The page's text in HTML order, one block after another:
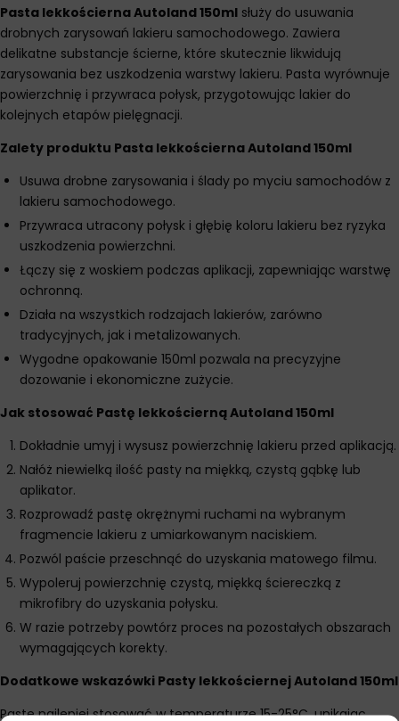
Pasta lekkościerna Autoland 150ml służy do usuwania
drobnych zarysowań lakieru samochodowego. Zawiera
delikatne substancje ścierne, które skutecznie likwidują
zarysowania bez uszkodzenia warstwy lakieru. Pasta wyrównuje
powierzchnię i przywraca połysk, przygotowując lakier do
kolejnych etapów pielęgnacji.
Zalety produktu Pasta lekkościerna Autoland 150ml
Usuwa drobne zarysowania i ślady po myciu samochodów z
lakieru samochodowego.
Przywraca utracony połysk i głębię koloru lakieru bez ryzyka
uszkodzenia powierzchni.
Łączy się z woskiem podczas aplikacji, zapewniając warstwę
ochronną.
Działa na wszystkich rodzajach lakierów, zarówno
tradycyjnych, jak i metalizowanych.
Wygodne opakowanie 150ml pozwala na precyzyjne
dozowanie i ekonomiczne zużycie.
Jak stosować Pastę lekkościerną Autoland 150ml
Dokładnie umyj i wysusz powierzchnię lakieru przed aplikacją.
Nałóż niewielką ilość pasty na miękką, czystą gąbkę lub
aplikator.
Rozprowadź pastę okrężnymi ruchami na wybranym
fragmencie lakieru z umiarkowanym naciskiem.
Pozwól paście przeschnąć do uzyskania matowego filmu.
Wypoleruj powierzchnię czystą, miękką ściereczką z
mikrofibry do uzyskania połysku.
W razie potrzeby powtórz proces na pozostałych obszarach
wymagających korekty.
Dodatkowe wskazówki Pasty lekkościernej Autoland 150ml
Pastę najlepiej stosować w temperaturze 15-25°C, unikając